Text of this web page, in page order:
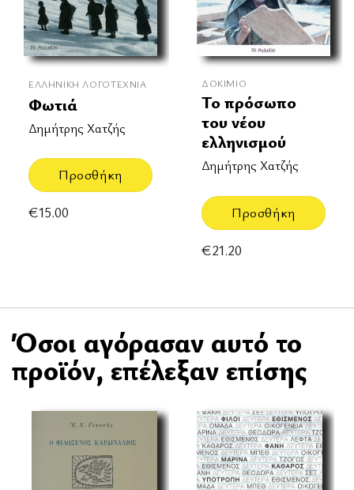
ΕΛΛΗΝΙΚΉ ΛΟΓΟΤΕΧΝΊΑ
Φωτιά
Δημήτρης Χατζής
Προσθήκη
€15.00
ΔΟΚΊΜΙΟ
Το πρόσωπο
του νέου
ελληνισμού
Δημήτρης Χατζής
Προσθήκη
€21.20
Όσοι αγόρασαν αυτό το
προϊόν, επέλεξαν επίσης